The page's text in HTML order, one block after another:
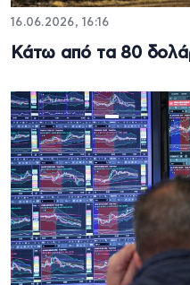
16.06.2026, 16:16
Κάτω από τα 80